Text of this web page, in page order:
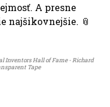
A presne
najšikovnejšie. 📎
Inventors Hall of Fame - Richard
Tape